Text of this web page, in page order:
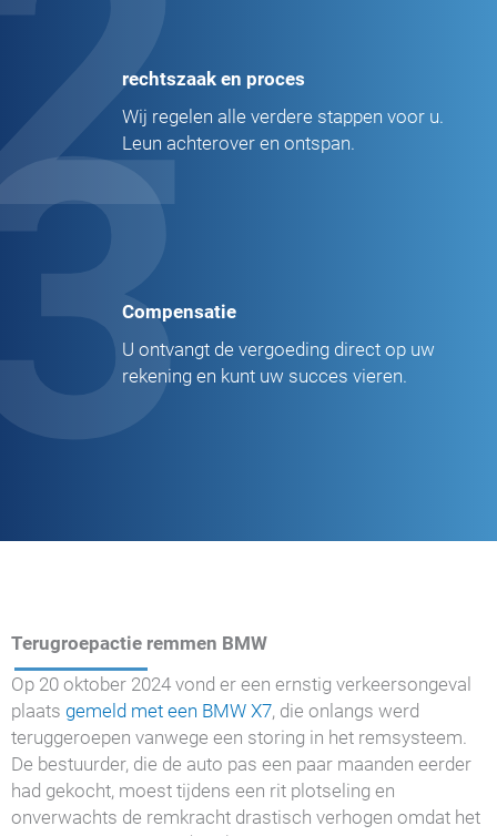
rechtszaak en proces
Wij regelen alle verdere stappen voor u.
Leun achterover en ontspan.
Compensatie
U ontvangt de vergoeding direct op uw
rekening en kunt uw succes vieren.
Terugroepactie remmen BMW
Op 20 oktober 2024 vond er een ernstig verkeersongeval
plaats gemeld met een BMW X7, die onlangs werd
teruggeroepen vanwege een storing in het remsysteem.
De bestuurder, die de auto pas een paar maanden eerder
had gekocht, moest tijdens een rit plotseling en
onverwachts de remkracht drastisch verhogen omdat het